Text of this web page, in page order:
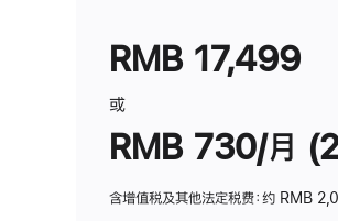
RMB 17,499
或
RMB 730/月
含增值税及其他法定税费：约 RMB